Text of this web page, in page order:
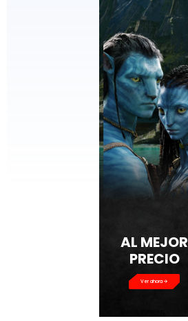
AL MEJOR
PRECIO
Ver ahora